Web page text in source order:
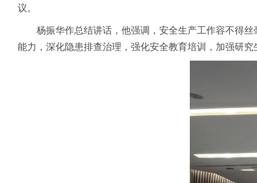
议。
杨振华作总结讲话，他强调，安全生产工作容不得
能力，深化隐患排查治理，强化安全教育培训，加强研